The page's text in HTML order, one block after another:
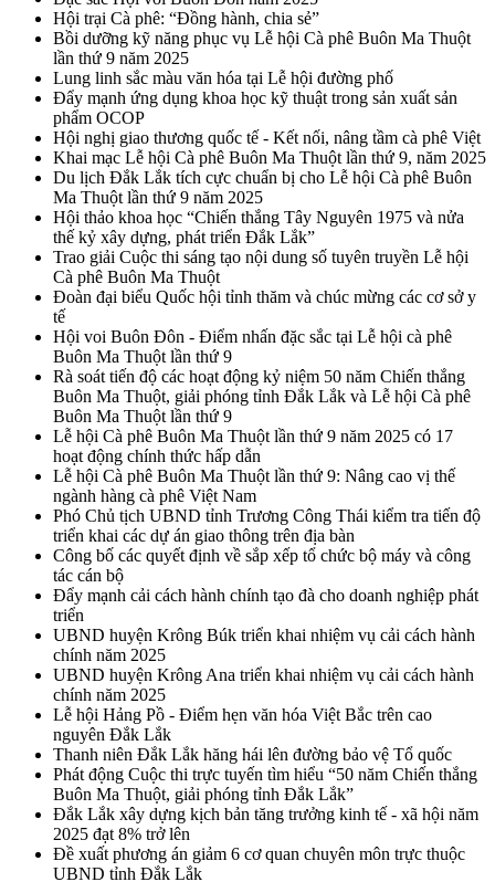
Hội trại Cà phê: “Đồng hành, chia sẻ”
Bồi dưỡng kỹ năng phục vụ Lễ hội Cà phê Buôn Ma Thuột
lần thứ 9 năm 2025
Lung linh sắc màu văn hóa tại Lễ hội đường phố
Đẩy mạnh ứng dụng khoa học kỹ thuật trong sản xuất sản
phẩm OCOP
Hội nghị giao thương quốc tế - Kết nối, nâng tầm cà phê Việt
Khai mạc Lễ hội Cà phê Buôn Ma Thuột lần thứ 9, năm 2025
Du lịch Đắk Lắk tích cực chuẩn bị cho Lễ hội Cà phê Buôn
Ma Thuột lần thứ 9 năm 2025
Hội thảo khoa học “Chiến thắng Tây Nguyên 1975 và nửa
thế kỷ xây dựng, phát triển Đắk Lắk”
Trao giải Cuộc thi sáng tạo nội dung số tuyên truyền Lễ hội
Cà phê Buôn Ma Thuột
Đoàn đại biểu Quốc hội tỉnh thăm và chúc mừng các cơ sở y
tế
Hội voi Buôn Đôn - Điểm nhấn đặc sắc tại Lễ hội cà phê
Buôn Ma Thuột lần thứ 9
Rà soát tiến độ các hoạt động kỷ niệm 50 năm Chiến thắng
Buôn Ma Thuột, giải phóng tỉnh Đắk Lắk và Lễ hội Cà phê
Buôn Ma Thuột lần thứ 9
Lễ hội Cà phê Buôn Ma Thuột lần thứ 9 năm 2025 có 17
hoạt động chính thức hấp dẫn
Lễ hội Cà phê Buôn Ma Thuột lần thứ 9: Nâng cao vị thế
ngành hàng cà phê Việt Nam
Phó Chủ tịch UBND tỉnh Trương Công Thái kiểm tra tiến độ
triển khai các dự án giao thông trên địa bàn
Công bố các quyết định về sắp xếp tổ chức bộ máy và công
tác cán bộ
Đẩy mạnh cải cách hành chính tạo đà cho doanh nghiệp phát
triển
UBND huyện Krông Búk triển khai nhiệm vụ cải cách hành
chính năm 2025
UBND huyện Krông Ana triển khai nhiệm vụ cải cách hành
chính năm 2025
Lễ hội Hảng Pồ - Điểm hẹn văn hóa Việt Bắc trên cao
nguyên Đắk Lắk
Thanh niên Đắk Lắk hăng hái lên đường bảo vệ Tổ quốc
Phát động Cuộc thi trực tuyến tìm hiểu “50 năm Chiến thắng
Buôn Ma Thuột, giải phóng tỉnh Đắk Lắk”
Đắk Lắk xây dựng kịch bản tăng trưởng kinh tế - xã hội năm
2025 đạt 8% trở lên
Đề xuất phương án giảm 6 cơ quan chuyên môn trực thuộc
UBND tỉnh Đắk Lắk